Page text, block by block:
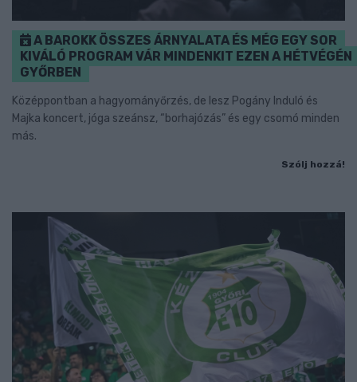
A BAROKK ÖSSZES ÁRNYALATA ÉS MÉG EGY SOR
KIVÁLÓ PROGRAM VÁR MINDENKIT EZEN A HÉTVÉGÉN
GYŐRBEN
Középpontban a hagyományőrzés, de lesz Pogány Induló és
Majka koncert, jóga szeánsz, “borhajózás” és egy csomó minden
más.
Szólj hozzá!